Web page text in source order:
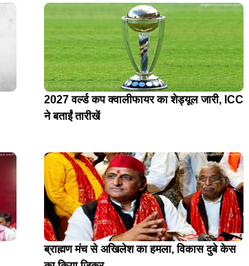
2027 वर्ल्ड कप क्वालीफायर का शेड्यूल जारी, ICC
ने बताईं तारीखें
ब्राह्मण मंच से अखिलेश का हमला, विकास दुबे केस